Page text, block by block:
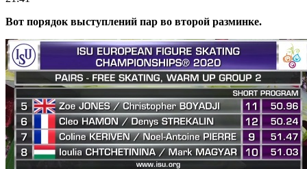
Вот порядок выступлений пар во второй разминке.